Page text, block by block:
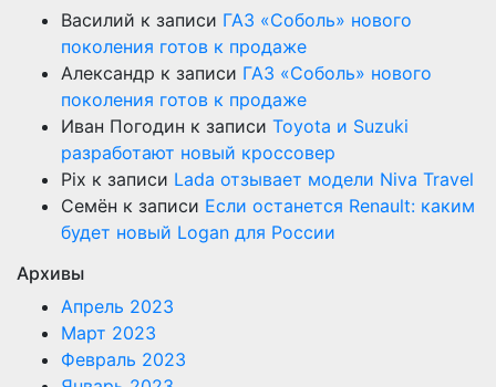
Василий к записи ГАЗ «Соболь» нового
поколения готов к продаже
Александр к записи ГАЗ «Соболь» нового
поколения готов к продаже
Иван Погодин к записи Toyota и Suzuki
разработают новый кроссовер
Pix к записи Lada отзывает модели Niva Travel
Семён к записи Если останется Renault: каким
будет новый Logan для России
Архивы
Апрель 2023
Март 2023
Февраль 2023